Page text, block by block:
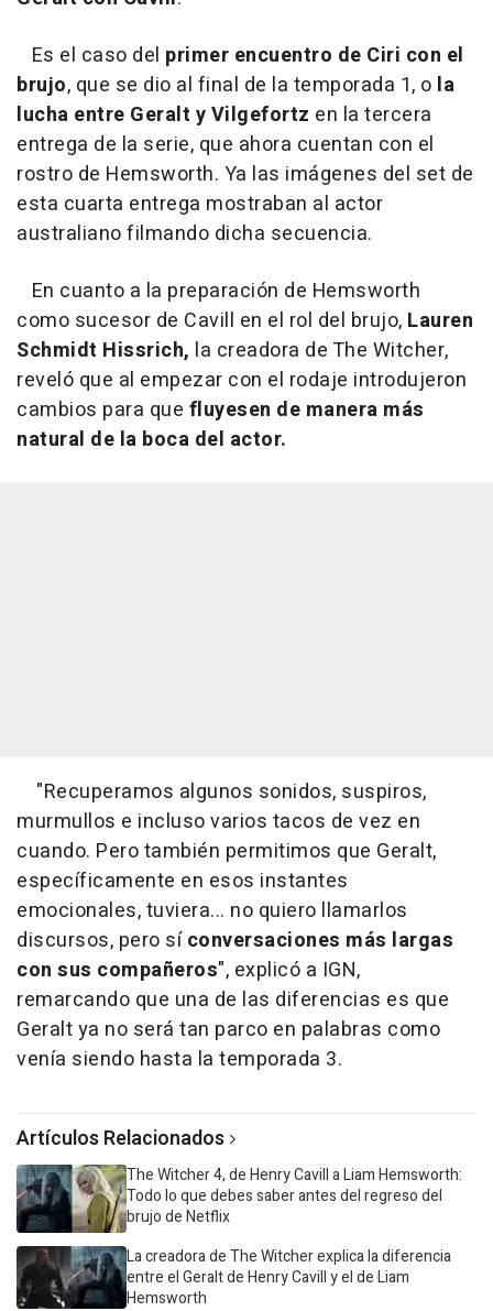
Es el caso del primer encuentro de Ciri con el
brujo, que se dio al final de la temporada 1, o la
lucha entre Geralt y Vilgefortz en la tercera
entrega de la serie, que ahora cuentan con el
rostro de Hemsworth. Ya las imágenes del set de
esta cuarta entrega mostraban al actor
australiano filmando dicha secuencia.
En cuanto a la preparación de Hemsworth
como sucesor de Cavill en el rol del brujo, Lauren
Schmidt Hissrich, la creadora de The Witcher,
reveló que al empezar con el rodaje introdujeron
cambios para que fluyesen de manera más
natural de la boca del actor.
"Recuperamos algunos sonidos, suspiros,
murmullos e incluso varios tacos de vez en
cuando. Pero también permitimos que Geralt,
específicamente en esos instantes
emocionales, tuviera... no quiero llamarlos
discursos, pero síconversaciones más largas
con sus compañeros", explicó a IGN,
remarcando que una de las diferencias es que
Geralt ya no será tan parco en palabras como
venía siendo hasta la temporada 3.
Artículos Relacionados
The Witcher 4, de Henry Cavill a Liam Hemsworth:
Todo lo que debes saber antes del regreso del
brujo de Netflix
La creadora de The Witcher explica la diferencia
entre el Geralt de Henry Cavill y el de Liam
Hemsworth